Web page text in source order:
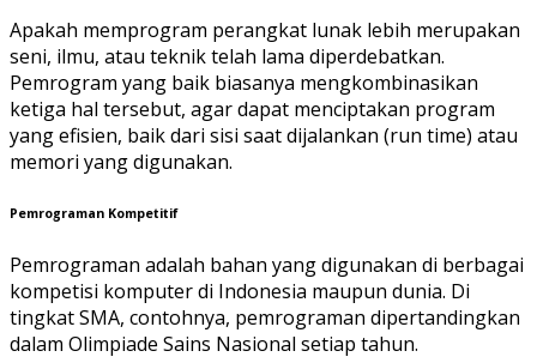
Apakah memprogram perangkat lunak lebih merupakan
seni, ilmu, atau teknik telah lama diperdebatkan.
Pemrogram yang baik biasanya mengkombinasikan
ketiga hal tersebut, agar dapat menciptakan program
yang efisien, baik dari sisi saat dijalankan (run time) atau
memori yang digunakan.
Pemrograman Kompetitif
Pemrograman adalah bahan yang digunakan di berbagai
kompetisi komputer di Indonesia maupun dunia. Di
tingkat SMA, contohnya, pemrograman dipertandingkan
dalam Olimpiade Sains Nasional setiap tahun.